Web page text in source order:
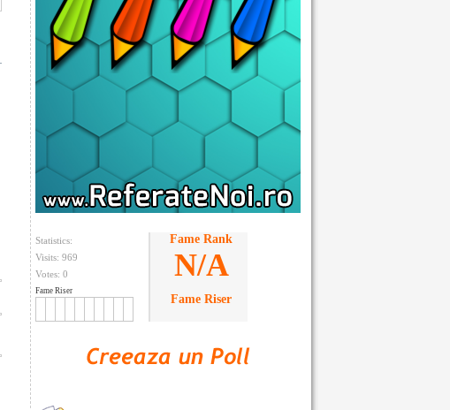
Statistics:
Visits: 969
Votes: 0
Fame Riser
Fame Rank
N/A
Fame Riser